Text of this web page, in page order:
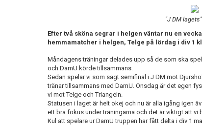
"J DM
Efter två sköna segrar i helgen väntar nu en
hemmamatcher i helgen, Telge på lördag i div 1
Måndagens träningar delades upp så de som ska
och DamU körde tillsammans.
Sedan spelar vi som sagt semifinal i J DM mot
tränar tillsammans med DamU. Onsdag är det egen
vi mot Telge och Triangeln.
Statusen i laget är helt okej och nu är alla igång igen
ett bra fokus under träningarna och det är viktigt att vi
Kul att spelare ur DamU truppen har fått delta i div 1